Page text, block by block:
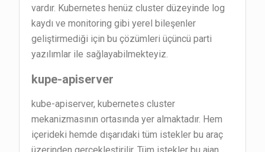
vardır. Kubernetes henüz cluster düzeyinde log
kaydı ve monitoring gibi yerel bileşenler
geliştirmediği için bu çözümleri üçüncü parti
yazılımlar ile sağlayabilmekteyiz.
kupe-apiserver
kube-apiserver, kubernetes cluster
mekanizmasının ortasında yer almaktadır. Hem
içerideki hemde dışarıdaki tüm istekler bu araç